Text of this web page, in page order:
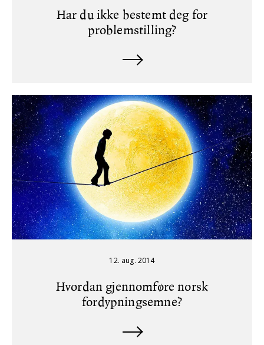
Har du ikke bestemt deg for
problemstilling?
12. aug. 2014
Hvordan gjennomføre norsk
fordypningsemne?